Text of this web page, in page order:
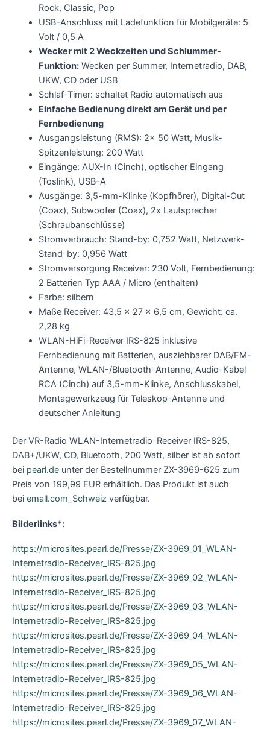
Rock, Classic, Pop
USB-Anschluss mit Ladefunktion für Mobilgeräte: 5
Volt / 0,5 A
Wecker mit 2 Weckzeiten und Schlummer-
Funktion:Wecken per Summer, Internetradio, DAB,
UKW, CD oder USB
Schlaf-Timer: schaltet Radio automatisch aus
Einfache Bedienung direkt am Gerät und per
Fernbedienung
Ausgangsleistung (RMS): 2x 50 Watt, Musik-
Spitzenleistung: 200 Watt
Eingänge: AUX-In (Cinch), optischer Eingang
(Toslink), USB-A
Ausgänge: 3,5-mm-Klinke (Kopfhörer), Digital-Out
(Coax), Subwoofer (Coax), 2x Lautsprecher
(Schraubanschlüsse)
Stromverbrauch: Stand-by: 0,752 Watt, Netzwerk-
Stand-by: 0,956 Watt
Stromversorgung Receiver: 230 Volt, Fernbedienung:
2 Batterien Typ AAA / Micro (enthalten)
Farbe: silbern
Maße Receiver: 43,5 x 27 x 6,5 cm, Gewicht: ca.
2,28 kg
WLAN-HiFi-Receiver IRS-825 inklusive
Fernbedienung mit Batterien, ausziehbarer DAB/FM-
Antenne, WLAN-/Bluetooth-Antenne, Audio-Kabel
RCA (Cinch) auf 3,5-mm-Klinke, Anschlusskabel,
Montagewerkzeug für Teleskop-Antenne und
deutscher Anleitung
Der VR-Radio WLAN-Internetradio-Receiver IRS-825,
DAB+/UKW, CD, Bluetooth, 200 Watt, silber ist ab sofort
bei pearl.de unter der Bestellnummer ZX-3969-625 zum
Preis von 199,99 EUR erhältlich. Das Produkt ist auch
bei emall.com_Schweiz verfügbar.
Bilderlinks*:
https://microsites.pearl.de/Presse/ZX-3969_01_WLAN-
Internetradio-Receiver_IRS-825.jpg
https://microsites.pearl.de/Presse/ZX-3969_02_WLAN-
Internetradio-Receiver_IRS-825.jpg
https://microsites.pearl.de/Presse/ZX-3969_03_WLAN-
Internetradio-Receiver_IRS-825.jpg
https://microsites.pearl.de/Presse/ZX-3969_04_WLAN-
Internetradio-Receiver_IRS-825.jpg
https://microsites.pearl.de/Presse/ZX-3969_05_WLAN-
Internetradio-Receiver_IRS-825.jpg
https://microsites.pearl.de/Presse/ZX-3969_06_WLAN-
Internetradio-Receiver_IRS-825.jpg
https://microsites.pearl.de/Presse/ZX-3969_07_WLAN-